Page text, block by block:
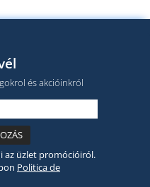
és akcióinkról
az üzlet promócióiról.
Politica de